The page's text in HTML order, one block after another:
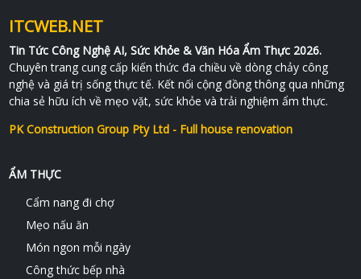
ITCWEB.NET
Tin Tức Công Nghệ AI, Sức Khỏe & Văn Hóa Ẩm Thực 2026.
Chuyên trang cung cấp kiến thức đa chiều về dòng chảy công
nghệ và giá trị sống thực tế. Kết nối cộng đồng thông qua những
chia sẻ hữu ích về mẹo vặt, sức khỏe và trải nghiệm ẩm thực.
PK Construction Group Pty Ltd - Full house renovation
ẨM THỰC
Cẩm nang đi chợ
Mẹo nấu ăn
Món ngon mỗi ngày
Công thức bếp nhà